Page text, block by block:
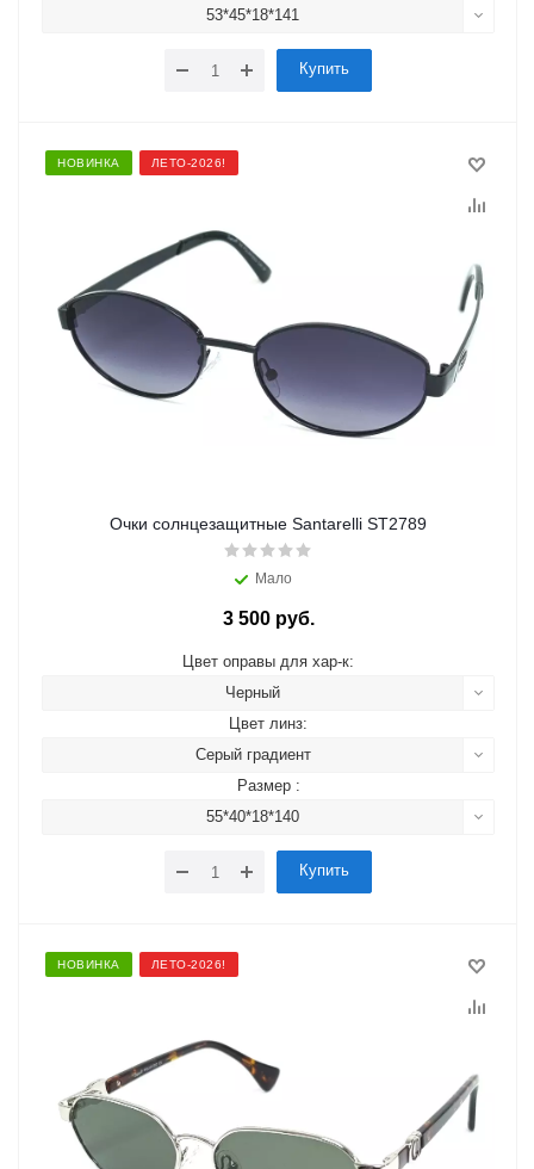
53*45*18*141
Купить
НОВИНКА ЛЕТО-2026!
Очки солнцезащитные Santarelli ST2789
Мало
3 500 руб.
Цвет оправы для хар-к:
Черный
Цвет линз:
Серый градиент
Размер :
55*40*18*140
Купить
НОВИНКА ЛЕТО-2026!